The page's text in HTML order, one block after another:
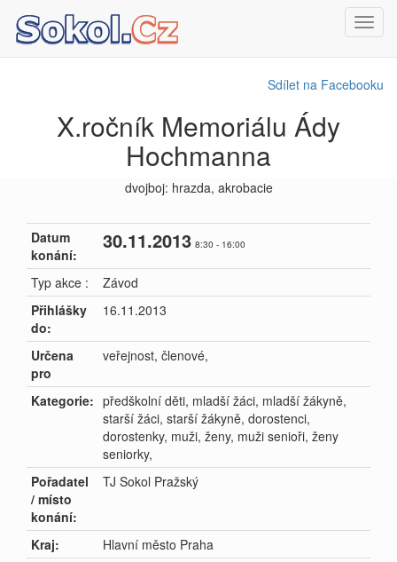
Sdílet na Facebooku
X.ročník Memoriálu Ády
Hochmanna
dvojboj: hrazda, akrobacie
Datum
konání:
30.11.2013 8:30 - 16:00
Typ akce :
Závod
Přihlášky
do:
16.11.2013
Určena
pro
veřejnost, členové,
Kategorie: předškolní děti, mladší žáci, mladší žákyně,
starší žáci, starší žákyně, dorostenci,
dorostenky, muži, ženy, muži senioři, ženy
seniorky,
Pořadatel
/ místo
konání:
TJ Sokol Pražský
Kraj:
Hlavní město Praha